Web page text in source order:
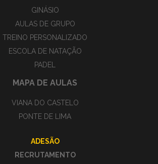
GINÁSIO
AULAS DE GRUPO
TREINO PERSONALIZADO
ESCOLA DE NATAÇÃO
PADEL
MAPA DE AULAS
VIANA DO CASTELO
PONTE DE LIMA
ADESÃO
RECRUTAMENTO